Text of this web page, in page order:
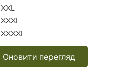
XXL
XXXL
XXXXL
Оновити перегляд